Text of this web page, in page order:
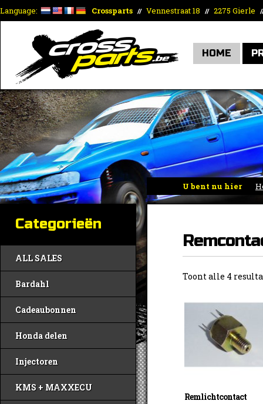
Language: Crossparts // Vennestraat 18 // 2275 Gierle
HOME
U bent nu hier
Categorieën
ALL SALES
Bardahl
Cadeaubonnen
Honda delen
Injectoren
KMS + MAXXECU
Toont alle 4
Remlichtcontact